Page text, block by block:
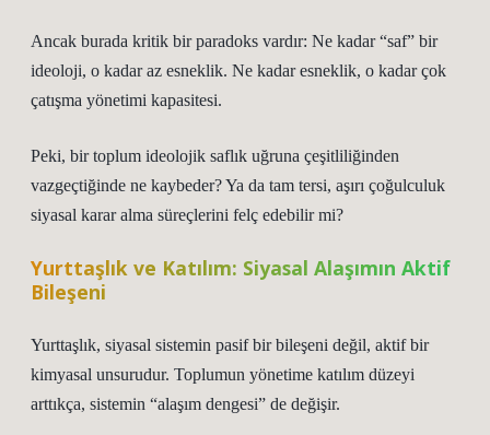
Ancak burada kritik bir paradoks vardır: Ne kadar “saf” bir
ideoloji, o kadar az esneklik. Ne kadar esneklik, o kadar çok
çatışma yönetimi kapasitesi.
Peki, bir toplum ideolojik saflık uğruna çeşitliliğinden
vazgeçtiğinde ne kaybeder? Ya da tam tersi, aşırı çoğulculuk
siyasal karar alma süreçlerini felç edebilir mi?
Yurttaşlık ve Katılım: Siyasal Alaşımın Aktif
Bileşeni
Yurttaşlık, siyasal sistemin pasif bir bileşeni değil, aktif bir
kimyasal unsurudur. Toplumun yönetime katılım düzeyi
arttıkça, sistemin “alaşım dengesi” de değişir.